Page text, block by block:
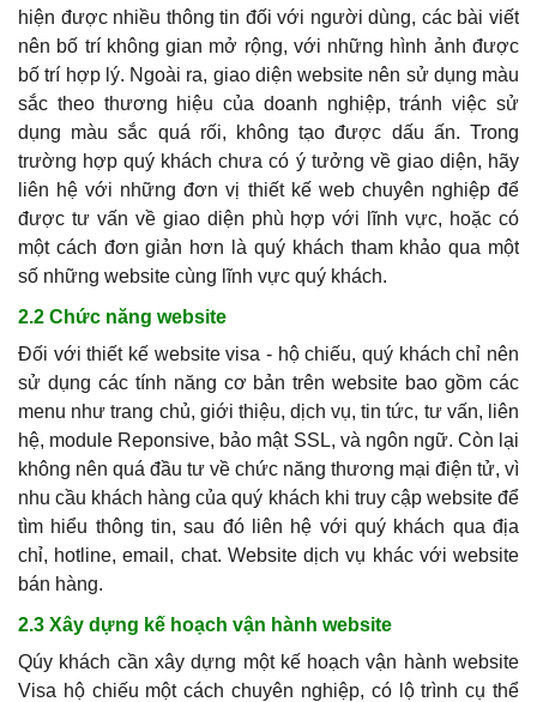
hiện được nhiều thông tin đối với người dùng, các bài viết
nên bố trí không gian mở rộng, với những hình ảnh được
bố trí hợp lý. Ngoài ra, giao diện website nên sử dụng màu
sắc theo thương hiệu của doanh nghiệp, tránh việc sử
dụng màu sắc quá rối, không tạo được dấu ấn. Trong
trường hợpquý kháchchưa có ý tưởng về giao diện, hãy
liên hệ với những đơn vị thiết kế web chuyên nghiệp để
được tư vấn về giao diện phù hợp với lĩnh vực, hoặc có
một cách đơn giản hơn là quý khách tham khảo qua một
số những website cùng lĩnh vực quý khách.
2.2 Chức năng website
Đối với thiết kế website visa - hộ chiếu, quý kháchchỉ nên
sử dụng các tính năng cơ bản trên website bao gồm các
menu như trang chủ, giới thiệu, dịch vụ, tin tức, tư vấn, liên
hệ, module Reponsive, bảo mật SSL, và ngôn ngữ. Còn lại
không nên quá đầu tư về chức năng thương mại điện tử, vì
nhu cầu khách hàng củaquý khách khi truy cập website để
tìm hiểu thông tin, sau đó liên hệ với quý khách qua địa
chỉ, hotline, email, chat. Website dịch vụ khác với website
bán hàng.
2.3 Xây dựng kế hoạch vận hành website
Qúy khách cần xây dựng một kế hoạch vận hành website
Visa hộ chiếu một cách chuyên nghiệp, có lộ trình cụ thể